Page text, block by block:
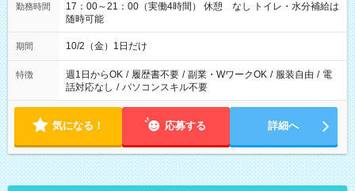
勤務時間
17：00～21：00（実働4時間） 休憩 なし トイレ・水分補給は
随時可能
期間 10/2（金）1日だけ
特徴 週1日からOK / 履歴書不要 / 副業・WワークOK / 服装自由 / 電
話対応なし / パソコンスキル不要
気になる！ 応募する 詳細へ